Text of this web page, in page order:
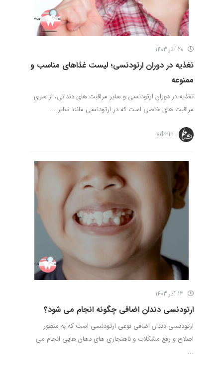
تغذیه در دوران ارتودنسی؛ لیست غذاهای مناسب و
ممنوعه
تغذیه در دوران ارتودنسی و سایر مراقبت های دندانی، از سری
مراقبت های خاصی است که در ارتودنسی مانند سایر ...
admin
ارتودنسی دندان اضافی چگونه انجام می شود؟
ارتودنسی دندان اضافی نوعی ارتودنسی است که به منظور
اصلاح و رفع مشکلات و ناهنجاری های دهان هایی انجام می
...